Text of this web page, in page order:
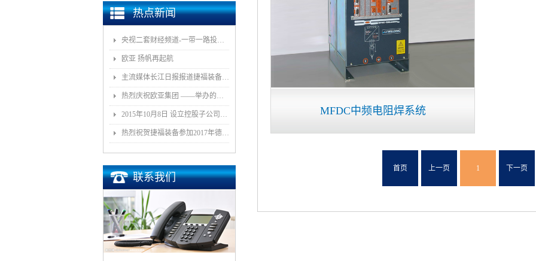
热点新闻
央视二套财经频道-一带一路投资指南报道我司董事长和捷福装备（武汉）股份有限公司
欧亚 扬帆再起航
主流媒体长江日报报道捷福装备（武汉）有限公司上央视2套财经栏目“一带一路栏目”
热烈庆祝欧亚集团 ——举办的《汽车白车身智能制造技术论坛》顺利召开
2015年10月8日 设立控股子公司武汉捷福鹰汽车装备有限公司决议公告
热烈祝贺捷福装备参加2017年德国埃森展取得圆满成功
联系我们
MFDC中频电阻焊系统
首页 上一页 1 下一页